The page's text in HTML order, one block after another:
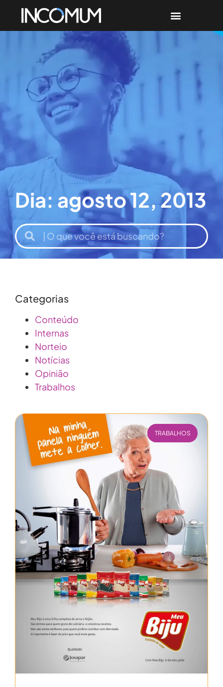
Dia: agosto 12, 2013
TRABALHOS
Categorias
Conteúdo
Internas
Norteio
Notícias
Opinião
Trabalhos